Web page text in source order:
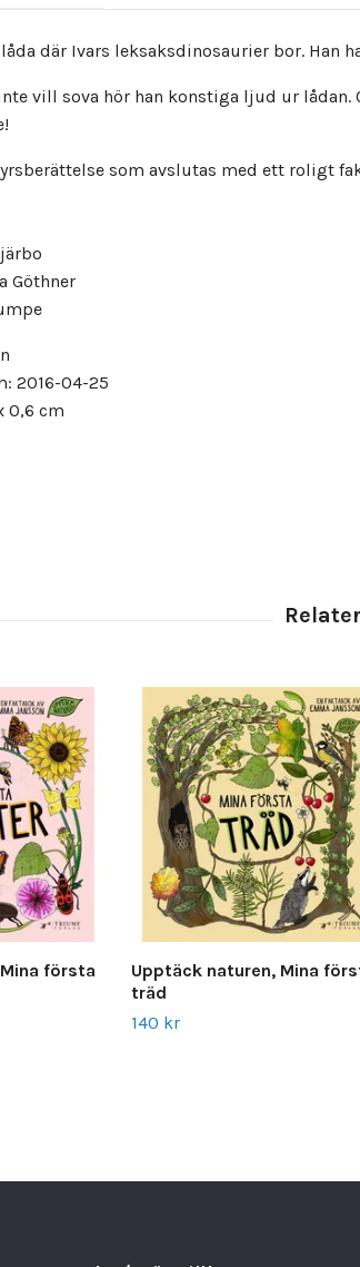
där Ivars leksaksdinosaurier bor. Han
vill sova hör han konstiga ljud ur
som avslutas med ett roligt
Göthner
2016-04-25
0,6 cm
första
Upptäck naturen, Mina
träd
140 kr